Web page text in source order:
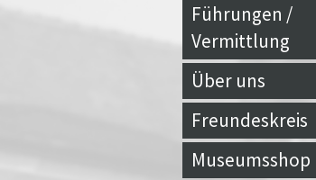
Führungen /
Vermittlung
Über uns
Freundeskreis
Museumsshop